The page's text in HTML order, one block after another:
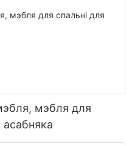
мэбля для
асабняка